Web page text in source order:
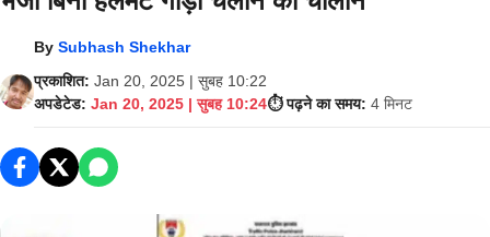
BySubhash Shekhar
प्रकाशित: Jan 20, 2025 | सुबह 10:22
अपडेटेड: Jan 20, 2025 | सुबह 10:24⏱️ पढ़ने का समय: 4 मिनट